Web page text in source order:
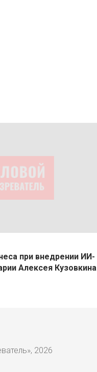
при внедрении ИИ-
Алексея Кузовкина
2026